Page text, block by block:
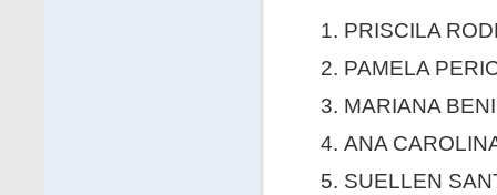
PRISCILA
PAMELA
MARIANA
ANA
SUELLEN